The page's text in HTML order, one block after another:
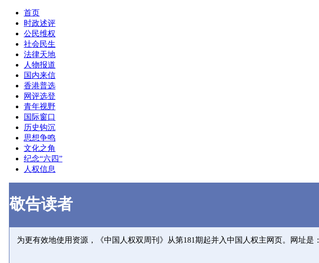
首页
时政述评
公民维权
社会民生
法律天地
人物报道
国内来信
香港普选
网评选登
青年视野
国际窗口
历史钩沉
思想争鸣
文化之角
纪念“六四”
人权信息
敬告读者
为更有效地使用资源，《中国人权双周刊》从第181期起并入中国人权主网页。网址是：